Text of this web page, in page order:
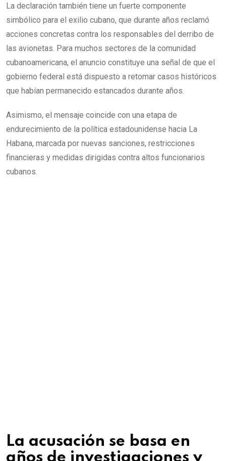
La declaración también tiene un fuerte componente
simbólico para el exilio cubano, que durante años reclamó
acciones concretas contra los responsables del derribo de
las avionetas. Para muchos sectores de la comunidad
cubanoamericana, el anuncio constituye una señal de que el
gobierno federal está dispuesto a retomar casos históricos
que habían permanecido estancados durante años.
Asimismo, el mensaje coincide con una etapa de
endurecimiento de la política estadounidense hacia La
Habana, marcada por nuevas sanciones, restricciones
financieras y medidas dirigidas contra altos funcionarios
cubanos.
La acusación se basa en
años de investigaciones y